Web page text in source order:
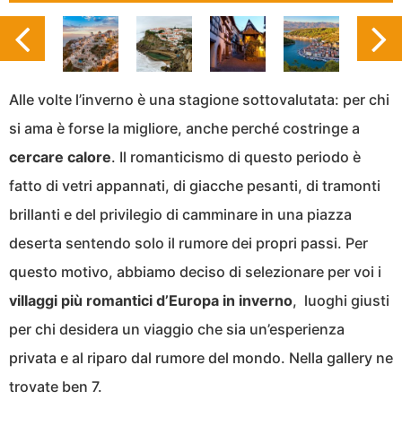
Alle volte l’inverno è una stagione sottovalutata: per chi
si ama è forse la migliore, anche perché costringe a
cercare calore. Il romanticismo di questo periodo è
fatto di vetri appannati, di giacche pesanti, di tramonti
brillanti e del privilegio di camminare in una piazza
deserta sentendo solo il rumore dei propri passi. Per
questo motivo, abbiamo deciso di selezionare per voi i
villaggi più romantici d’Europa in inverno, luoghi giusti
per chi desidera un viaggio che sia un’esperienza
privata e al riparo dal rumore del mondo. Nella gallery ne
trovate ben 7.